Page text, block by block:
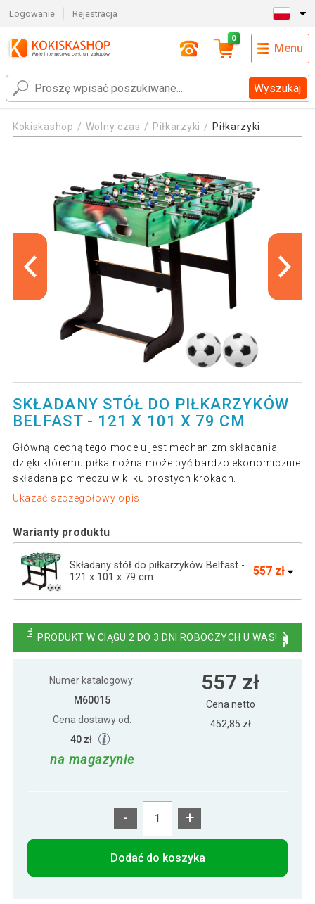
Logowanie Rejestracja
Wyszukaj
0
Menu
Kokiskashop Wolny czas Piłkarzyki Piłkarzyki
SKŁADANY STÓŁ DO PIŁKARZYKÓW
BELFAST - 121 X 101 X 79 CM
Główną cechą tego modelu jest mechanizm składania,
dzięki któremu piłka nożna może być bardzo ekonomicznie
składana po meczu w kilku prostych krokach.
Ukazać szczegółowy opis
Warianty produktu
Składany stół do piłkarzyków Belfast -
121 x 101 x 79 cm
557 zł
101 x 79 cm jasne drewo
101 x 79cm BELFAST
Piłkarzyki stół piłkarski składany 121 x
101 x 79cm BELFAST czarne
PRODUKT W CIĄGU 2 DO 3 DNI ROBOCZYCH U WAS!
Numer katalogowy:
M60015
Cena dostawy od:
40 zł
na magazynie
557 zł
Cena netto
452,85 zł
- +
Dodać do koszyka